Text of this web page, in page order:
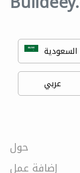
حول
إضافة عمل